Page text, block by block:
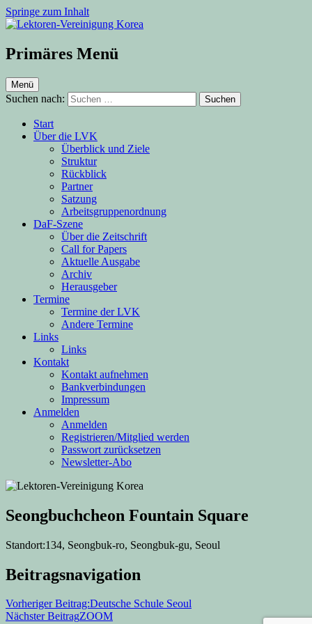
Springe zum Inhalt
Lektoren-Vereinigung Korea
Primäres Menü
Menü
Suchen nach:
Start
Über die LVK
Überblick und Ziele
Struktur
Rückblick
Partner
Satzung
Arbeitsgruppenordnung
DaF-Szene
Über die Zeitschrift
Call for Papers
Aktuelle Ausgabe
Archiv
Herausgeber
Termine
Termine der LVK
Andere Termine
Links
Links
Kontakt
Kontakt aufnehmen
Bankverbindungen
Impressum
Anmelden
Anmelden
Registrieren/Mitglied werden
Passwort zurücksetzen
Newsletter-Abo
Seongbuchcheon Fountain Square
Standort:134, Seongbuk-ro, Seongbuk-gu, Seoul
Beitragsnavigation
Vorheriger Beitrag:Deutsche Schule Seoul
Nächster BeitragZOOM